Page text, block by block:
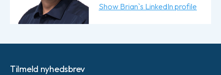
Show Brian`s LinkedIn profile
Tilmeld nyhedsbrev